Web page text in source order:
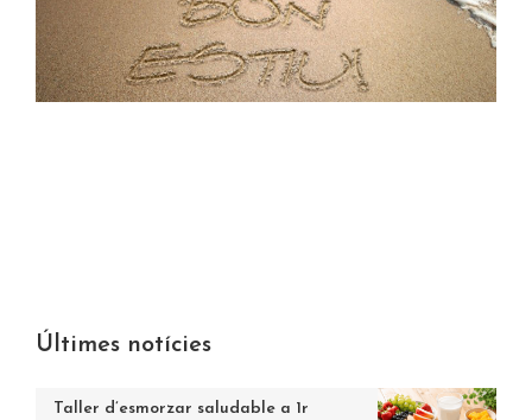
Últimes notícies
Taller d’esmorzar saludable a 1r